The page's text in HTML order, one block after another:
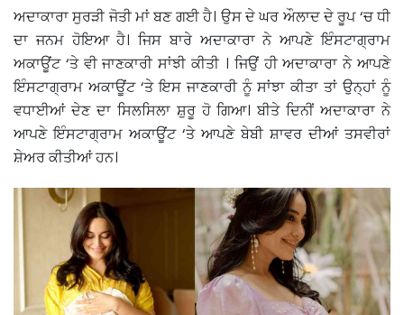
ਅਦਾਕਾਰਾ ਸੁਰੜੀ ਜੋਤੀ ਮਾਂ ਬਣ ਗਈ ਹੈ। ਉਸ ਦੇ ਘਰ ਔਲਾਦ ਦੇ ਰੂਪ ‘ਚ ਧੀ
ਦਾ ਜਨਮ ਹੋਇਆ ਹੈ। ਜਿਸ ਬਾਰੇ ਅਦਾਕਾਰਾ ਨੇ ਆਪਣੇ ਇੰਸਟਾਗ੍ਰਾਮ
ਅਕਾਊਂਟ ‘ਤੇ ਵੀ ਜਾਣਕਾਰੀ ਸਾਂਝੀ ਕੀਤੀ । ਜਿਉਂ ਹੀ ਅਦਾਕਾਰਾ ਨੇ ਆਪਣੇ
ਇੰਸਟਾਗ੍ਰਾਮ ਅਕਾਊਂਟ ‘ਤੇ ਇਸ ਜਾਣਕਾਰੀ ਨੂੰ ਸਾਂਝਾ ਕੀਤਾ ਤਾਂ ਉਨ੍ਹਾਂ ਨੂੰ
ਵਧਾਈਆਂ ਦੇਣ ਦਾ ਸਿਲਸਿਲਾ ਸ਼ੁਰੂ ਹੋ ਗਿਆ। ਬੀਤੇ ਦਿਨੀਂ ਅਦਾਕਾਰਾ ਨੇ
ਆਪਣੇ ਇੰਸਟਾਗ੍ਰਾਮ ਅਕਾਊਂਟ ‘ਤੇ ਆਪਣੇ ਬੇਬੀ ਸ਼ਾਵਰ ਦੀਆਂ ਤਸਵੀਰਾਂ
ਸ਼ੇਅਰ ਕੀਤੀਆਂ ਹਨ।